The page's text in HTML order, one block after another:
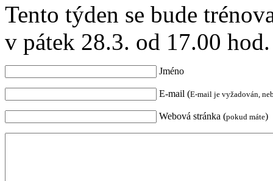
Tento týden se bude
v pátek 28.3. od 17.00 hod.
Jméno
E-mail (E-mail je vyžadován,
Webová stránka (pokud máte)